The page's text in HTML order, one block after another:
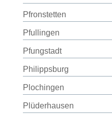
Pfronstetten
Pfullingen
Pfungstadt
Philippsburg
Plochingen
Plüderhausen